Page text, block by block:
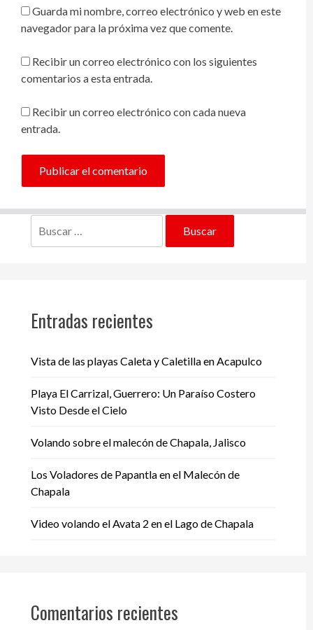
Guarda mi nombre, correo electrónico y web en este
navegador para la próxima vez que comente.
Recibir un correo electrónico con los siguientes
comentarios a esta entrada.
Recibir un correo electrónico con cada nueva
entrada.
Entradas recientes
Vista de las playas Caleta y Caletilla en Acapulco
Playa El Carrizal, Guerrero: Un Paraíso Costero
Visto Desde el Cielo
Volando sobre el malecón de Chapala, Jalisco
Los Voladores de Papantla en el Malecón de
Chapala
Video volando el Avata 2 en el Lago de Chapala
Comentarios recientes